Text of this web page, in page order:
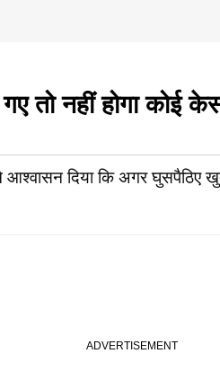
तो नहीं होगा कोई
दिया कि अगर घुसपैठिए